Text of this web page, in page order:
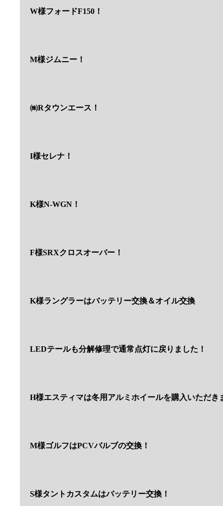
W様フォードF150！
M様ジムニー！
㈱Rタウンエース！
I様セレナ！
K様N-WGN！
F様SRXクロスオーバー！
K様ラングラーはバッテリー交換＆オイル交換
LEDテールも分解修理で通常点灯に戻りました！
H様エスティマは冬用アルミホイールを購入いただき
M様ゴルフはPCVバルブの交換！
S様タントカスタムはバッテリー交換！